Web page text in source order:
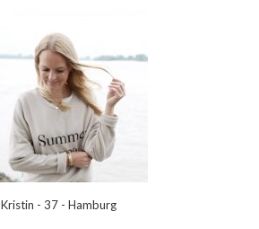
Kristin - 37 - Hamburg